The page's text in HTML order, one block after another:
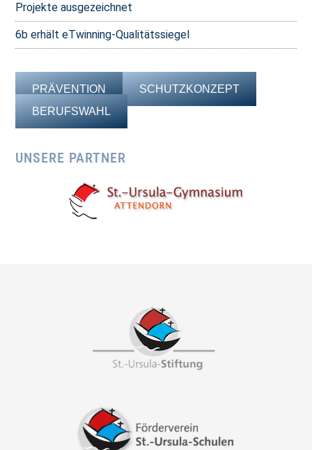
Projekte ausgezeichnet
6b erhält eTwinning-Qualitätssiegel
PRÄVENTION
SCHUTZKONZEPT
BERUFSWAHL
UNSERE PARTNER